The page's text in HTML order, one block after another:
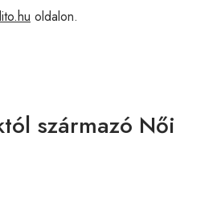
oldalon.
származó Női